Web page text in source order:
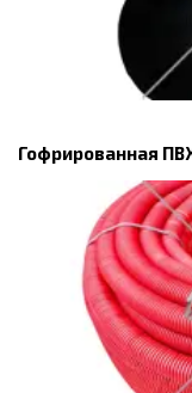
Гофрированная